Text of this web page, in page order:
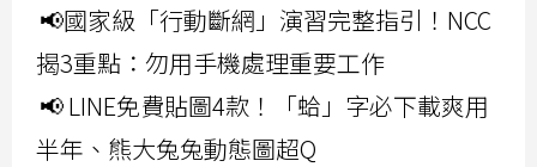
📢國家級「行動斷網」演習完整指引！NCC
揭3重點：勿用手機處理重要工作
📢 LINE免費貼圖4款！「蛤」字必下載爽用
半年、熊大兔兔動態圖超Q